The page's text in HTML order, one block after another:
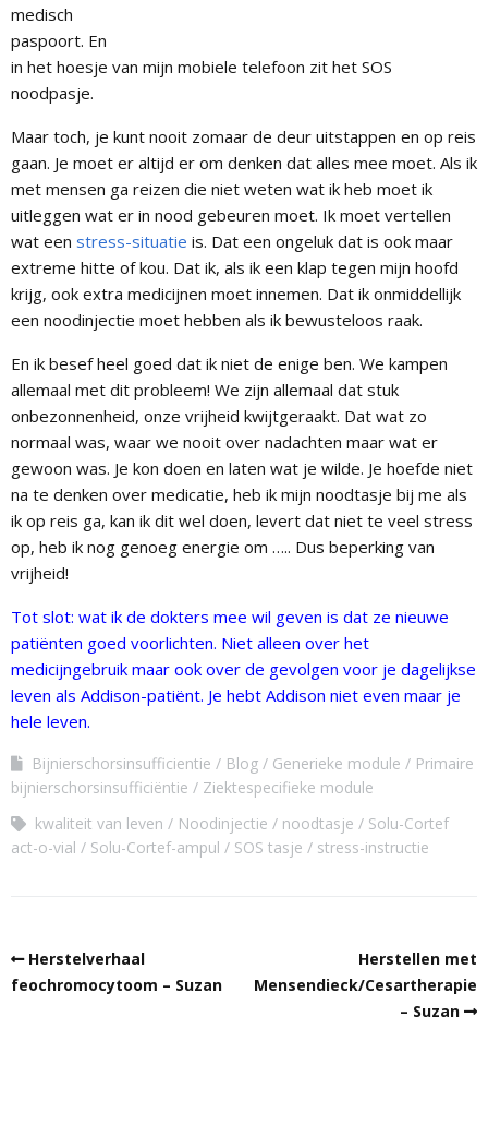
medisch
paspoort. En
in het hoesje van mijn mobiele telefoon zit het SOS
noodpasje.
Maar toch, je kunt nooit zomaar de deur uitstappen en op reis
gaan. Je moet er altijd er om denken dat alles mee moet. Als ik
met mensen ga reizen die niet weten wat ik heb moet ik
uitleggen wat er in nood gebeuren moet. Ik moet vertellen
wat een stress-situatie is. Dat een ongeluk dat is ook maar
extreme hitte of kou. Dat ik, als ik een klap tegen mijn hoofd
krijg, ook extra medicijnen moet innemen. Dat ik onmiddellijk
een noodinjectie moet hebben als ik bewusteloos raak.
En ik besef heel goed dat ik niet de enige ben. We kampen
allemaal met dit probleem! We zijn allemaal dat stuk
onbezonnenheid, onze vrijheid kwijtgeraakt. Dat wat zo
normaal was, waar we nooit over nadachten maar wat er
gewoon was. Je kon doen en laten wat je wilde. Je hoefde niet
na te denken over medicatie, heb ik mijn noodtasje bij me als
ik op reis ga, kan ik dit wel doen, levert dat niet te veel stress
op, heb ik nog genoeg energie om ….. Dus beperking van
vrijheid!
Tot slot: wat ik de dokters mee wil geven is dat ze nieuwe
patiënten goed voorlichten. Niet alleen over het
medicijngebruik maar ook over de gevolgen voor je dagelijkse
leven als Addison-patiënt. Je hebt Addison niet even maar je
hele leven.
Bijnierschorsinsufficientie Blog Generieke module
Primaire
bijnierschorsinsufficiëntie
Ziektespecifieke module
kwaliteit van leven
Noodinjectie noodtasje
Solu-Cortef
act-o-vial
Solu-Cortef-ampul SOS tasje stress-instructie
Herstelverhaal
feochromocytoom – Suzan
Herstellen met
Mensendieck/Cesartherapie
– Suzan